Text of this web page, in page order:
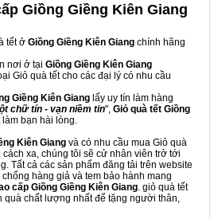
Giồng Giềng Kiên Giang
tết ở Giồng Giềng Kiên Giang chính hãng
nơi ở tại Giồng Giềng Kiên Giang
Giỏ quà tết cho các đại lý có nhu cầu
Giềng Kiên Giang lấy uy tín làm hàng
chữ tín - vạn niềm tin", Giỏ quà tết Giồng
làm bạn hài lòng.
Kiên Giang và có nhu cầu mua Giỏ quà
xa, chúng tôi sẽ cử nhân viên trở tới
Tất cả các sản phẩm đăng tải trên website
hàng giả và tem bảo hành mang
cấp Giồng Giềng Kiên Giang. giỏ quà tết
quà chất lượng nhất để tặng người thân,